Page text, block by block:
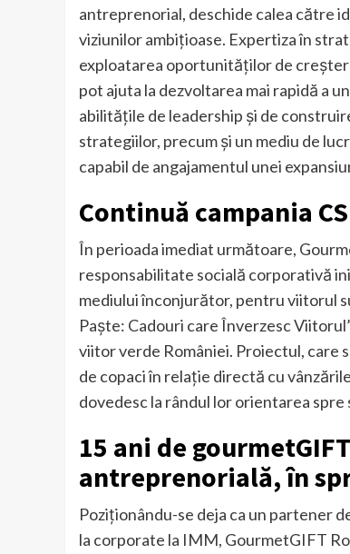
antreprenorial, deschide calea către
viziunilor ambițioase. Expertiza în
exploatarea oportunităților de
pot ajuta la dezvoltarea mai rapidă a
abilitățile de leadership și de
strategiilor, precum și un mediu de
capabil de angajamentul unei
Continuă campania
În perioada imediat următoare,
responsabilitate socială corporativă
mediului înconjurător, pentru viitorul
Paște: Cadouri care Înverzesc
viitor verde României. Proiectul, care
de copaci în relație directă cu
dovedesc la rândul lor orientarea
15 ani de
antreprenorială, în
Poziționându-se deja ca un partener
la corporate la IMM, GourmetGIFT